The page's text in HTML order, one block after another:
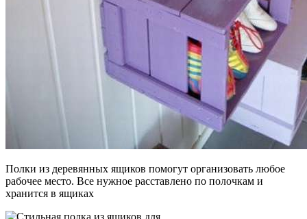
Полки из деревянных ящиков помогут организовать любое
рабочее место. Все нужное расставлено по полочкам и
хранится в ящиках